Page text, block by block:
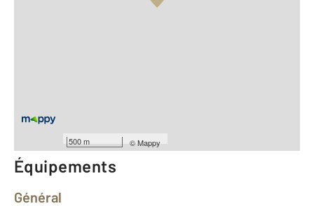
500 m ©Mappy
Année construction : 1850
Équipements
Général